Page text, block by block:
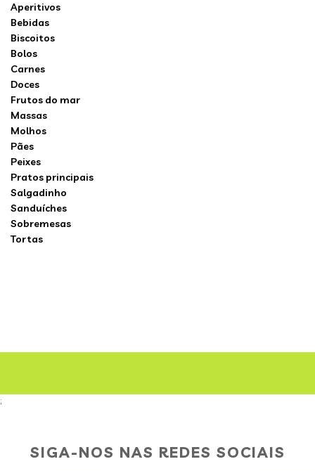
Aperitivos
Bebidas
Biscoitos
Bolos
Carnes
Doces
Frutos do mar
Massas
Molhos
Pães
Peixes
Pratos principais
Salgadinho
Sanduíches
Sobremesas
Tortas
;
SIGA-NOS NAS REDES SOCIAIS